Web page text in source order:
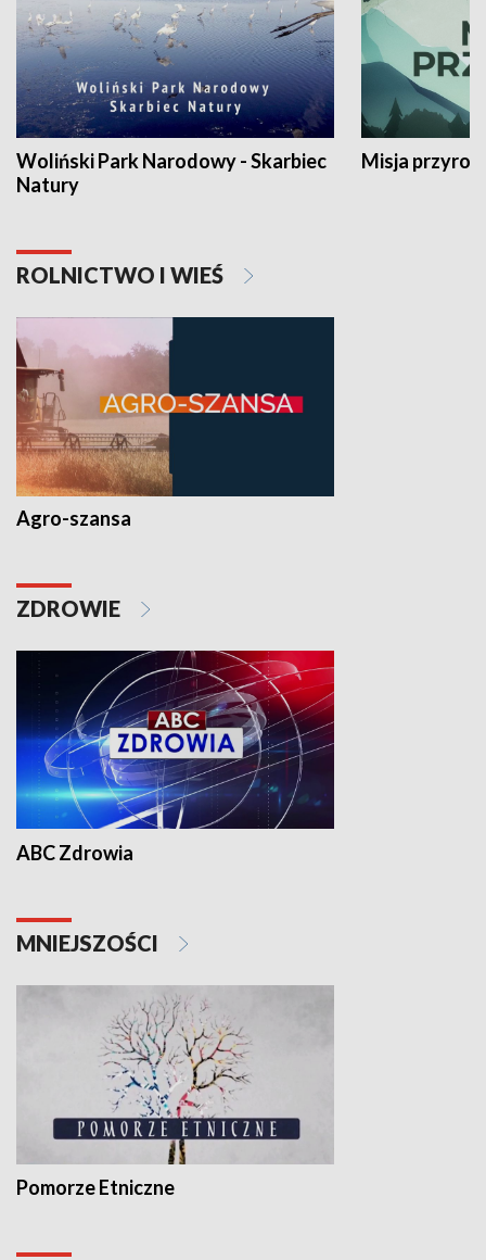
Woliński Park Narodowy - Skarbiec
Natury
Misja
ROLNICTWO I WIEŚ
Agro-szansa
ZDROWIE
ABC Zdrowia
MNIEJSZOŚCI
Pomorze Etniczne